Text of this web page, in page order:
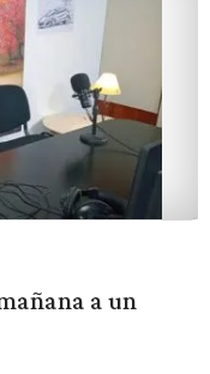
a un